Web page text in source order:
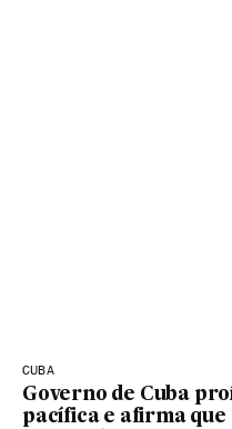
CUBA
Governo de Cuba
pacífica e afirma que